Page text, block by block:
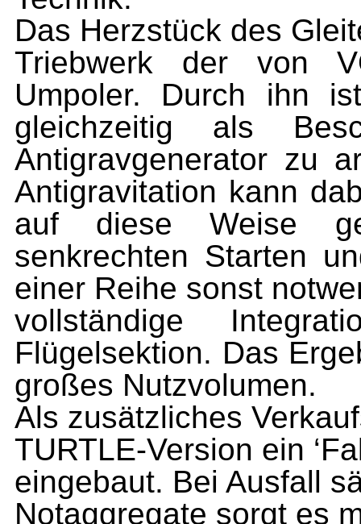
Das Herzstück des
Triebwerk der von
Umpoler. Durch ihn
gleichzeitig als
Antigravgenerator zu
Antigravi­tation kann
auf diese Weise
senkrechten Starten
einer Reihe sonst
vollständige
Flügelsektion. Das
großes Nutzvolumen.
Als zusätzliches
TURTLE-Version ein
eingebaut. Bei Ausfall
Notaggregate sorgt es